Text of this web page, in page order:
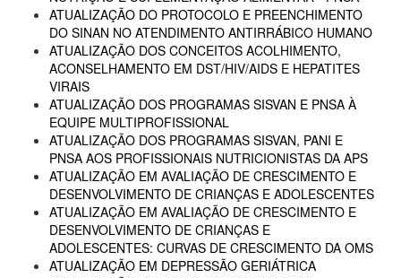
ATUALIZAÇÃO DO PROTOCOLO E PREENCHIMENTO
DO SINAN NO ATENDIMENTO ANTIRRÁBICO HUMANO
ATUALIZAÇÃO DOS CONCEITOS ACOLHIMENTO,
ACONSELHAMENTO EM DST/HIV/AIDS E HEPATITES
VIRAIS
ATUALIZAÇÃO DOS PROGRAMAS SISVAN E PNSA À
EQUIPE MULTIPROFISSIONAL
ATUALIZAÇÃO DOS PROGRAMAS SISVAN, PANI E
PNSA AOS PROFISSIONAIS NUTRICIONISTAS DA APS
ATUALIZAÇÃO EM AVALIAÇÃO DE CRESCIMENTO E
DESENVOLVIMENTO DE CRIANÇAS E ADOLESCENTES
ATUALIZAÇÃO EM AVALIAÇÃO DE CRESCIMENTO E
DESENVOLVIMENTO DE CRIANÇAS E
ADOLESCENTES: CURVAS DE CRESCIMENTO DA OMS
ATUALIZAÇÃO EM DEPRESSÃO GERIÁTRICA